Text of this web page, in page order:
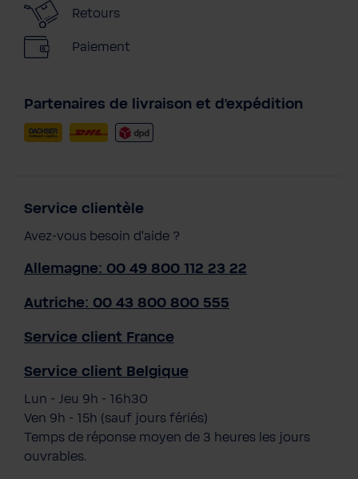
Retours
Paiement
Partenaires de livraison et d'expédition
Service clientèle
Avez-vous besoin d'aide ?
Allemagne: 00 49 800 112 23 22
Autriche: 00 43 800 800 555
Service client France
Service client Belgique
Lun - Jeu 9h - 16h30
Ven 9h - 15h (sauf jours fériés)
Temps de réponse moyen de 3 heures les jours
ouvrables.